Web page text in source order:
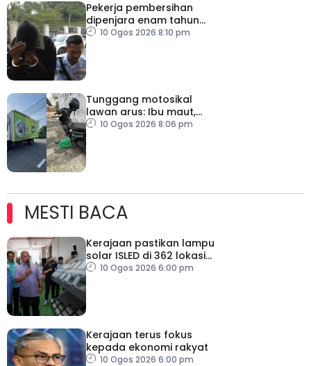
Pekerja pembersihan
dipenjara enam tahun
kerana pemanduan
10 Ogos 2026 8:10 pm
Tunggang motosikal
lawan arus: Ibu maut,
dua kanak-kanak cedera
10 Ogos 2026 8:06 pm
MESTI BACA
Kerajaan pastikan lampu
solar ISLED di 362 lokasi
berkualiti, selamat
10 Ogos 2026 6:00 pm
Kerajaan terus fokus
kepada ekonomi rakyat
10 Ogos 2026 6:00 pm